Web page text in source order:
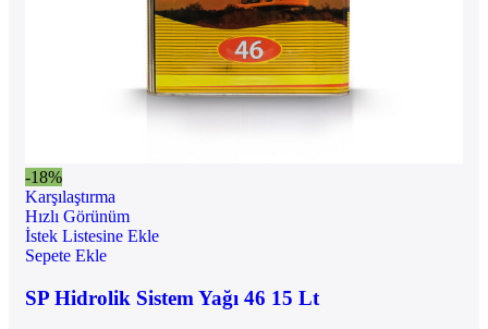
-18%
Karşılaştırma
Hızlı Görünüm
İstek Listesine Ekle
Sepete Ekle
SP Hidrolik Sistem Yağı 46 15 Lt